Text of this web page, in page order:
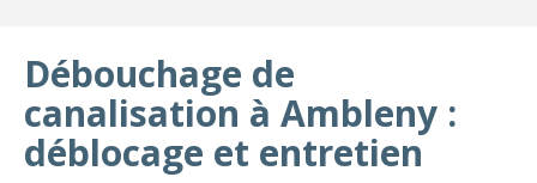
Débouchage de
canalisation à Ambleny :
déblocage et entretien